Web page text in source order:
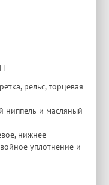
рельс, торцевая
ниппель и масляный
нижнее
уплотнение и